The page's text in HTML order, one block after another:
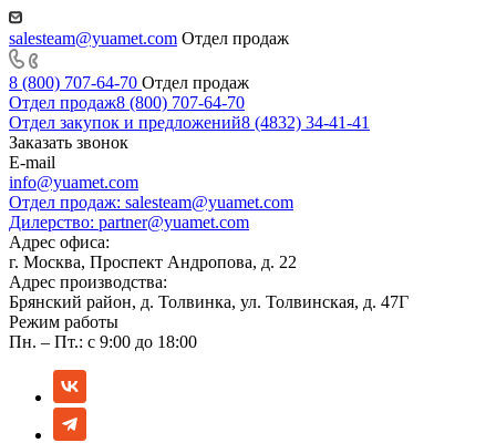
salesteam@yuamet.com Отдел продаж
8 (800) 707-64-70 Отдел продаж
Отдел продаж8 (800) 707-64-70
Отдел закупок и предложений8 (4832) 34-41-41
Заказать звонок
E-mail
info@yuamet.com
Отдел продаж: salesteam@yuamet.com
Дилерство: partner@yuamet.com
Адрес офиса:
г. Москва, Проспект Андропова, д. 22
Адрес производства:
Брянский район, д. Толвинка, ул. Толвинская, д. 47Г
Режим работы
Пн. – Пт.: с 9:00 до 18:00